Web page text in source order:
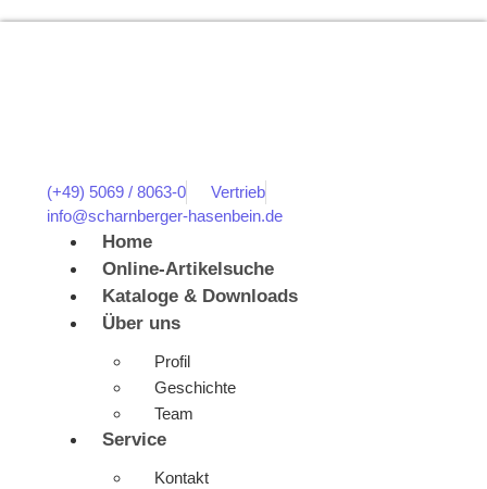
(+49) 5069 / 8063-0
Vertrieb
info@scharnberger-hasenbein.de
Home
Online-Artikelsuche
Kataloge & Downloads
Über uns
Profil
Geschichte
Team
Service
Kontakt